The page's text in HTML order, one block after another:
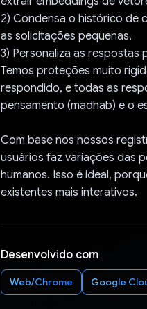
2) Condensa o histórico de
as solicitações pequenas.
3) Personaliza as
Temos proteções muito
respondido, e todas as
pensamento (madhab) e o
Com base nos nossos
usuários faz variações das
humanos. Isso é ideal,
existentes mais interativos.
Desenvolvido com
Web/Chrome Google